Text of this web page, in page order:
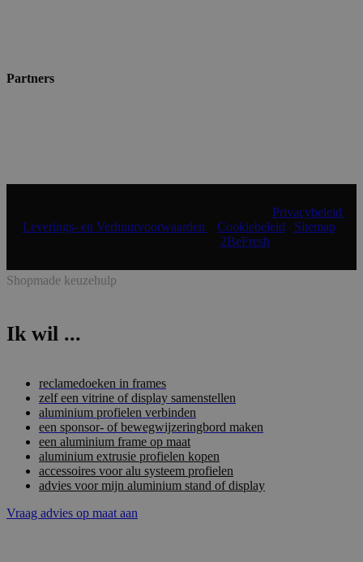
Partners
Privacybeleid
Leverings- en Verhuurvoorwaarden
Cookiebeleid Sitemap|
2BeFresh
Shopmade keuzehulp
Ik wil ...
reclamedoeken in frames
zelf een vitrine of display samenstellen
aluminium profielen verbinden
een sponsor- of bewegwijzeringbord maken
een aluminium frame op maat
aluminium extrusie profielen kopen
accessoires voor alu systeem profielen
advies voor mijn aluminium stand of display
Vraag advies op maat aan